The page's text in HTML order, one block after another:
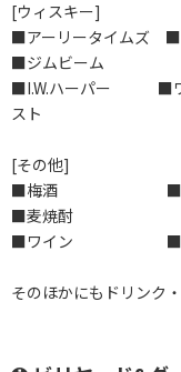
[ウィスキー]
■アーリータイムズ
■ジムビーム
■I.W.ハーパー ■ワ
スト
[その他]
■梅酒 ■
■麦焼酎
■ワイン ■
そのほかにもドリンク